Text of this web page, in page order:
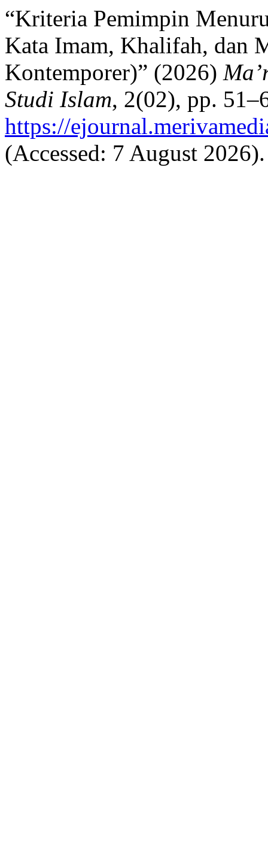
“Kriteria Pemimpin
Kata Imam, Khalifah, dan
Kontemporer)” (2026)
Studi Islam, 2(02), pp.
https://
(Accessed: 7 August 2026).